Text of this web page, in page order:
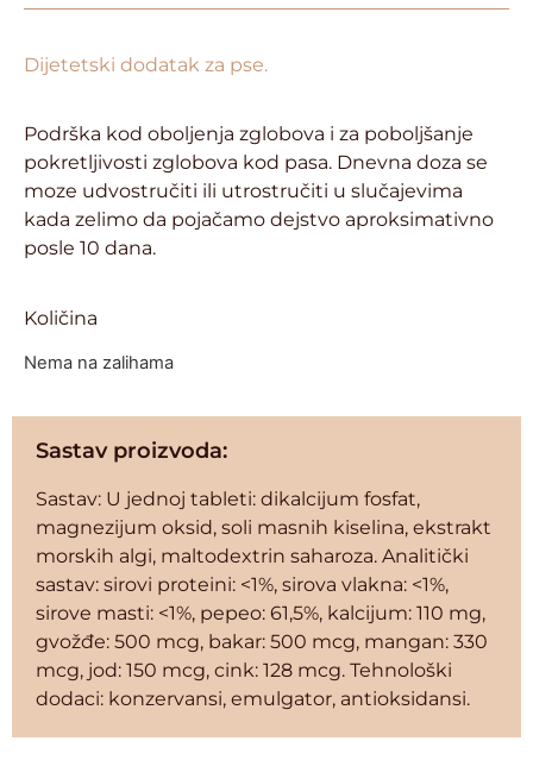
Dijetetski dodatak za pse.
Podrška kod oboljenja zglobova i za poboljšanje
pokretljivosti zglobova kod pasa. Dnevna doza se
moze udvostručiti ili utrostručiti u slučajevima
kada zelimo da pojačamo dejstvo aproksimativno
posle 10 dana.
Količina
Nema na zalihama
Sastav proizvoda:
Sastav: U jednoj tableti: dikalcijum fosfat,
magnezijum oksid, soli masnih kiselina, ekstrakt
morskih algi, maltodextrin saharoza. Analitički
sastav: sirovi proteini: <1%, sirova vlakna: <1%,
sirove masti: <1%, pepeo: 61,5%, kalcijum: 110 mg,
gvožđe: 500 mcg, bakar: 500 mcg, mangan: 330
mcg, jod: 150 mcg, cink: 128 mcg. Tehnološki
dodaci: konzervansi, emulgator, antioksidansi.